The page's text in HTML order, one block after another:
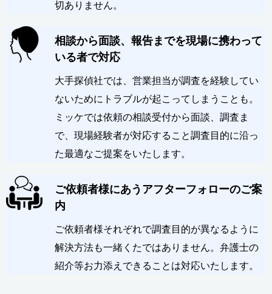
切ありません。
相談から面談、報告までを現場に携わって
いる者で対応
大手探偵社では、営業担当が調査を経験してい
ないためにトラブルが起こってしまうことも。
ミッケでは依頼の相談受付から面談、調査ま
で、現場経験者が対応すること調査目的に沿っ
た最適なご提案をいたします。
ご依頼者様にあうアフターフォローのご案
内
ご依頼者様それぞれで調査目的が異なるように
解決方法も一緒くたではありません。弁護士の
紹介等お力添えできることは対応いたします。